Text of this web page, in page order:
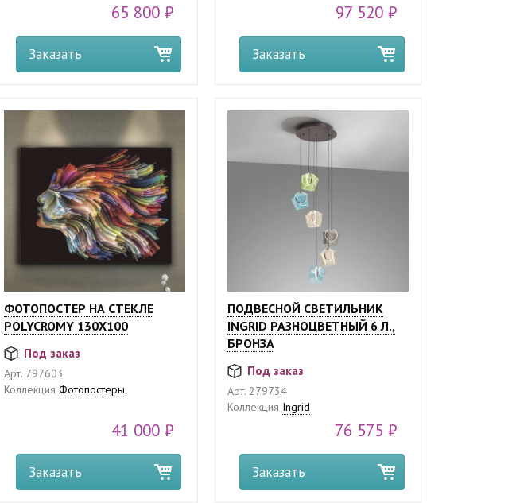
65 800 ₽
Заказать
97 520 ₽
Заказать
ФОТОПОСТЕР НА СТЕКЛЕ
POLYCROMY 130Х100
Под заказ
Арт.797603
Коллекция Фотопостеры
41 000 ₽
Заказать
ПОДВЕСНОЙ СВЕТИЛЬНИК
INGRID РАЗНОЦВЕТНЫЙ 6 Л.,
БРОНЗА
Под заказ
Арт.279734
Коллекция Ingrid
76 575 ₽
Заказать